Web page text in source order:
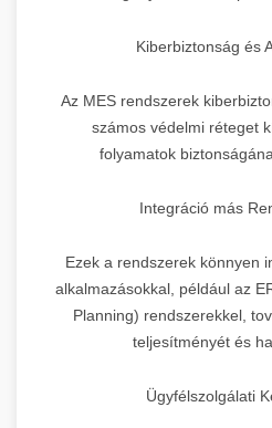
Kiberbiztonság és
Az MES rendszerek
számos védelmi réteget
folyamatok
Integráció más
Ezek a rendszerek könnyen
alkalmazásokkal, például az
Planning) rendszerekkel,
teljesítményét és
Ügyfélszolgálati